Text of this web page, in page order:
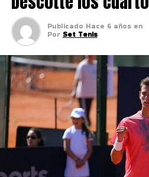
Publicado Hace 6 años en
Por Set Tenis